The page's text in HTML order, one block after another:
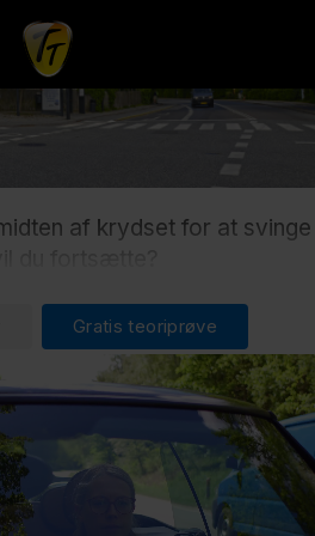
af krydset for at svinge
Gratis teoriprøve